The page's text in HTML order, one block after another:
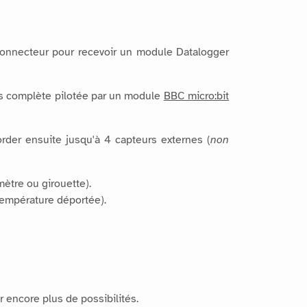
pour recevoir un module Datalogger
complète pilotée par un module BBC micro:bit
ensuite jusqu'à 4 capteurs externes (non
ou girouette).
déportée).
encore plus de possibilités.